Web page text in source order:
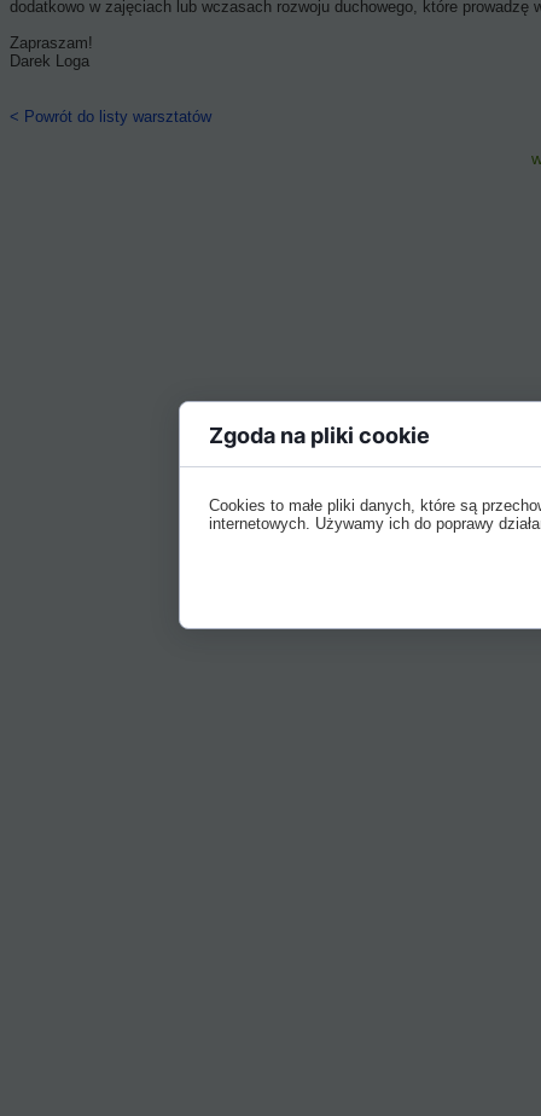
dodatkowo w zajęciach lub wczasach rozwoju duchowego, które prowadzę
Zapraszam!
Darek Loga
< Powrót do listy warsztatów
Zgoda na pliki cookie
Cookies to małe pliki danych, które są
internetowych. Używamy ich do poprawy